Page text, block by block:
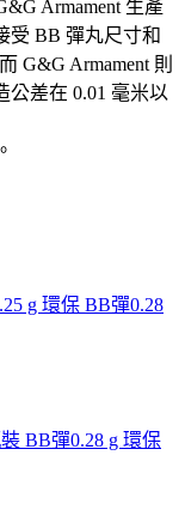
Armament 生產
受 BB 彈丸尺寸和
G&G Armament 則
公差在 0.01 毫米以
g 環保 BB彈0.28
BB彈0.28 g 環保